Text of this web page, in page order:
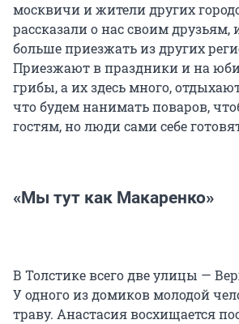
москвичи и жители других
рассказали о нас своим друзьям,
больше приезжать из других
Приезжают в праздники и на
грибы, а их здесь много,
что будем нанимать поваров,
гостям, но люди сами себе
«Мы тут как Макаренко»
В Толстике всего две улицы —
У одного из домиков молодой
траву. Анастасия восхищается